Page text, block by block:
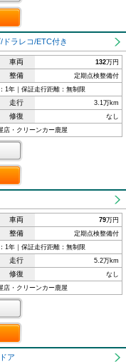
ラレコ/ETC付き
車両 132万円
整備 定期点検整備付
1年｜保証走行距離：無制限
走行 3.1万km
修復 なし
店・クリーンカー鹿屋
車両 79万円
整備 定期点検整備付
1年｜保証走行距離：無制限
走行 5.2万km
修復 なし
店・クリーンカー鹿屋
ア